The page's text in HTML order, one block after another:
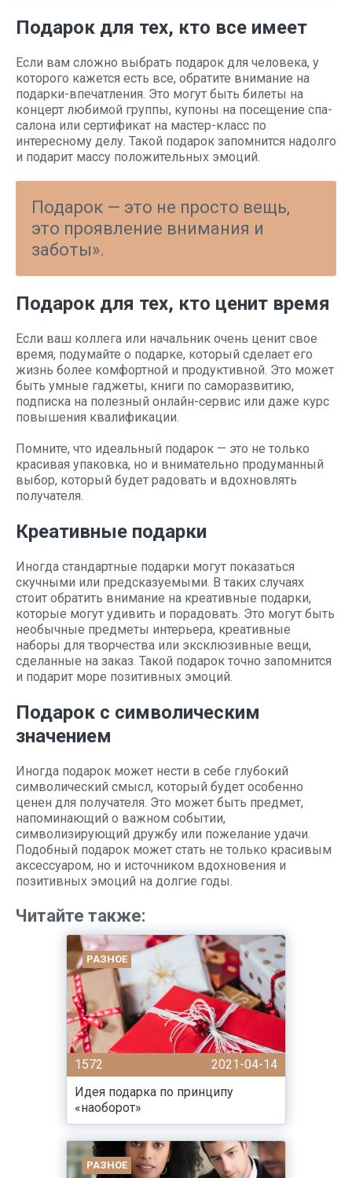
Подарок для тех, кто все имеет
Если вам сложно выбрать подарок для человека, у
которого кажется есть все, обратите внимание на
подарки-впечатления. Это могут быть билеты на
концерт любимой группы, купоны на посещение спа-
салона или сертификат на мастер-класс по
интересному делу. Такой подарок запомнится надолго
и подарит массу положительных эмоций.
Подарок — это не просто вещь,
это проявление внимания и
заботы».
Подарок для тех, кто ценит время
Если ваш коллега или начальник очень ценит свое
время, подумайте о подарке, который сделает его
жизнь более комфортной и продуктивной. Это может
быть умные гаджеты, книги по саморазвитию,
подписка на полезный онлайн-сервис или даже курс
повышения квалификации.
Помните, что идеальный подарок — это не только
красивая упаковка, но и внимательно продуманный
выбор, который будет радовать и вдохновлять
получателя.
Креативные подарки
Иногда стандартные подарки могут показаться
скучными или предсказуемыми. В таких случаях
стоит обратить внимание на креативные подарки,
которые могут удивить и порадовать. Это могут быть
необычные предметы интерьера, креативные
наборы для творчества или эксклюзивные вещи,
сделанные на заказ. Такой подарок точно запомнится
и подарит море позитивных эмоций.
Подарок с символическим
значением
Иногда подарок может нести в себе глубокий
символический смысл, который будет особенно
ценен для получателя. Это может быть предмет,
напоминающий о важном событии,
символизирующий дружбу или пожелание удачи.
Подобный подарок может стать не только красивым
аксессуаром, но и источником вдохновения и
позитивных эмоций на долгие годы.
Читайте также:
РАЗНОЕ
1572
2021-04-14
Идея подарка по принципу
«наоборот»
РАЗНОЕ